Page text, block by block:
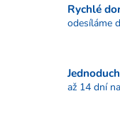
Rychlé
odesíláme
až 14 dní